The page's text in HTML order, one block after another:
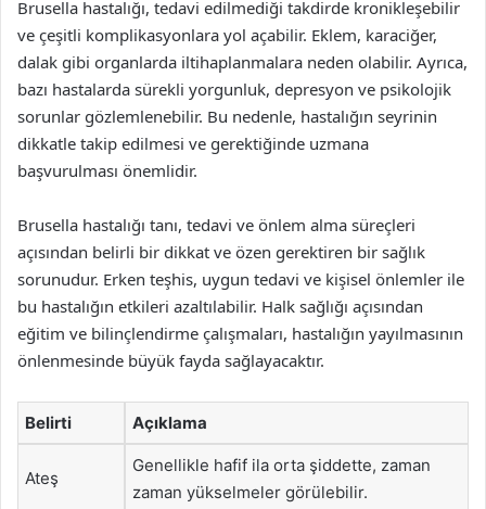
Brusella hastalığı, tedavi edilmediği takdirde kronikleşebilir
ve çeşitli komplikasyonlara yol açabilir. Eklem, karaciğer,
dalak gibi organlarda iltihaplanmalara neden olabilir. Ayrıca,
bazı hastalarda sürekli yorgunluk, depresyon ve psikolojik
sorunlar gözlemlenebilir. Bu nedenle, hastalığın seyrinin
dikkatle takip edilmesi ve gerektiğinde uzmana
başvurulması önemlidir.
Brusella hastalığı tanı, tedavi ve önlem alma süreçleri
açısından belirli bir dikkat ve özen gerektiren bir sağlık
sorunudur. Erken teşhis, uygun tedavi ve kişisel önlemler ile
bu hastalığın etkileri azaltılabilir. Halk sağlığı açısından
eğitim ve bilinçlendirme çalışmaları, hastalığın yayılmasının
önlenmesinde büyük fayda sağlayacaktır.
Belirti Açıklama
Ateş
Genellikle hafif ila orta şiddette, zaman
zaman yükselmeler görülebilir.